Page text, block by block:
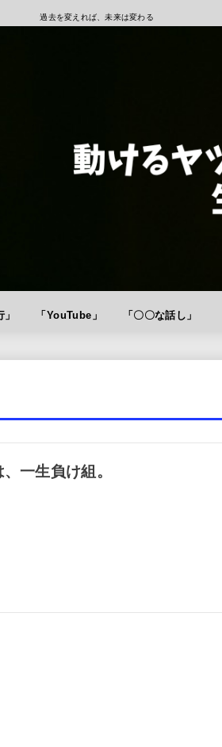
過去を変えれば、未来は変わる
「YouTube」 「〇〇な話し」
一生負け組。